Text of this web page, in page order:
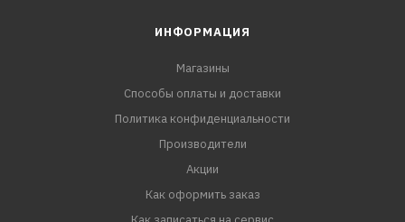
ИНФОРМАЦИЯ
Магазины
Способы оплаты и доставки
Политика конфиденциальности
Производители
Акции
Как оформить заказ